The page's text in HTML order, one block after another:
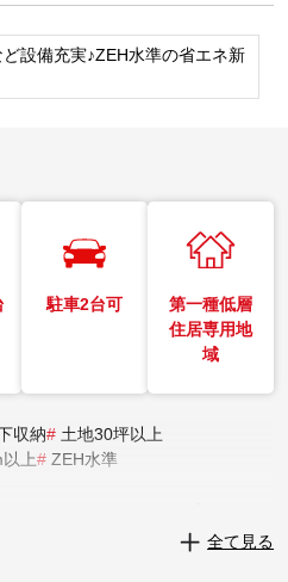
設備充実♪ZEH水準の省エネ新
駐車2台可
第一種低層
住居専用地
域
収納# 土地30坪以上
以上# ZEH水準
全て見る